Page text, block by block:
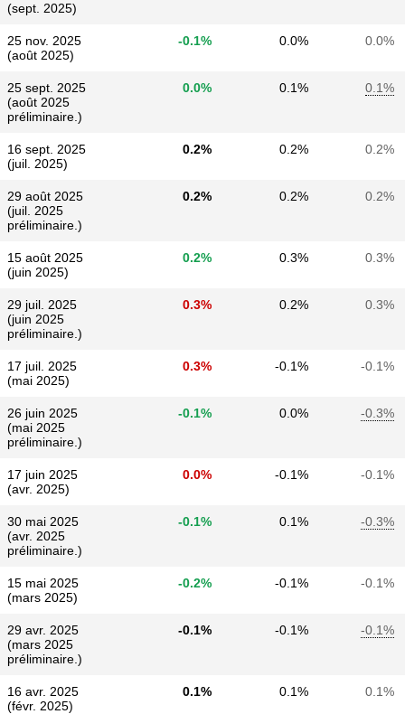
(sept. 2025)
25 nov. 2025
(août 2025)
-0.1% 0.0% 0.0%
25 sept. 2025
(août 2025
préliminaire.)
0.0% 0.1% 0.1%
16 sept. 2025
(juil. 2025)
0.2% 0.2% 0.2%
29 août 2025
(juil. 2025
préliminaire.)
0.2% 0.2% 0.2%
15 août 2025
(juin 2025)
0.2% 0.3% 0.3%
29 juil. 2025
(juin 2025
préliminaire.)
0.3% 0.2% 0.3%
17 juil. 2025
(mai 2025)
0.3% -0.1% -0.1%
26 juin 2025
(mai 2025
préliminaire.)
-0.1% 0.0% -0.3%
17 juin 2025
(avr. 2025)
0.0% -0.1% -0.1%
30 mai 2025
(avr. 2025
préliminaire.)
-0.1% 0.1% -0.3%
15 mai 2025
(mars 2025)
-0.2% -0.1% -0.1%
29 avr. 2025
(mars 2025
préliminaire.)
-0.1% -0.1% -0.1%
16 avr. 2025
(févr. 2025)
0.1% 0.1% 0.1%